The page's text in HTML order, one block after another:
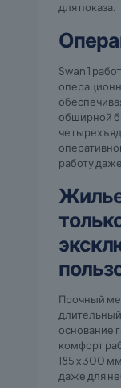
для показа.
Swan 1
обширной
работу
Прочный
основание
комфорт
185 x 300
даже для